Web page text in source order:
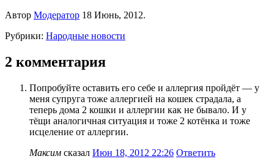
Автор Модератор 18 Июнь, 2012.
Рубрики: Народные новости
2 комментария
Попробуйте оставить его себе и аллергия пройдёт — у
меня супруга тоже аллергией на кошек страдала, а
теперь дома 2 кошки и аллергии как не бывало. И у
тёщи аналогичная ситуация и тоже 2 котёнка и тоже
исцеление от аллергии.
Максим сказал Июн 18, 2012 22:26 Ответить